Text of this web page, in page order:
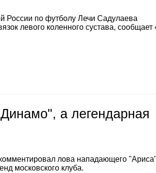
России по футболу Лечи Садулаева
левого коленного сустава, сообщает
а легендарная
лова нападающего "Ариса"
московского клуба.